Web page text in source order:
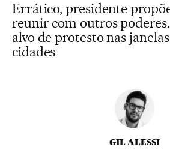
Errático, presidente
reunir com outros
alvo de protesto nas
cidades
GIL ALESSI